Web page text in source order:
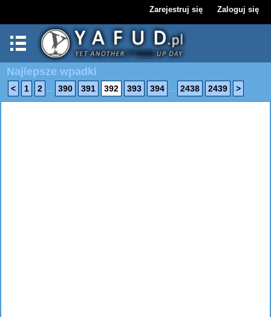
Zarejestruj się Zaloguj się
Najlepsze wpadki
< 1 2 ... 390 391 392 393 394 ... 2438 2439 >